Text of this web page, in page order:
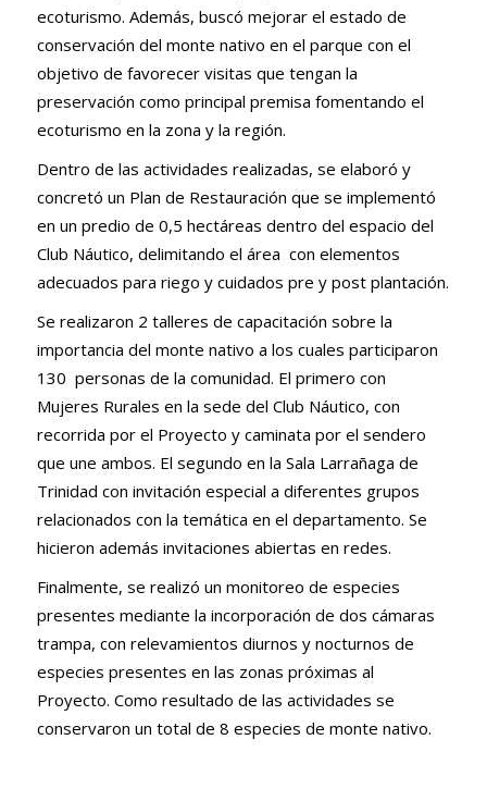
ecoturismo. Además, buscó mejorar el estado de
conservación del monte nativo en el parque con el
objetivo de favorecer visitas que tengan la
preservación como principal premisa fomentando el
ecoturismo en la zona y la región.
Dentro de las actividades realizadas, se elaboró y
concretó un Plan de Restauración que se implementó
en un predio de 0,5 hectáreas dentro del espacio del
Club Náutico, delimitando el área con elementos
adecuados para riego y cuidados pre y post plantación.
Se realizaron 2 talleres de capacitación sobre la
importancia del monte nativo a los cuales participaron
130 personas de la comunidad. El primero con
Mujeres Rurales en la sede del Club Náutico, con
recorrida por el Proyecto y caminata por el sendero
que une ambos. El segundo en la Sala Larrañaga de
Trinidad con invitación especial a diferentes grupos
relacionados con la temática en el departamento. Se
hicieron además invitaciones abiertas en redes.
Finalmente, se realizó un monitoreo de especies
presentes mediante la incorporación de dos cámaras
trampa, con relevamientos diurnos y nocturnos de
especies presentes en las zonas próximas al
Proyecto. Como resultado de las actividades se
conservaron un total de 8 especies de monte nativo.